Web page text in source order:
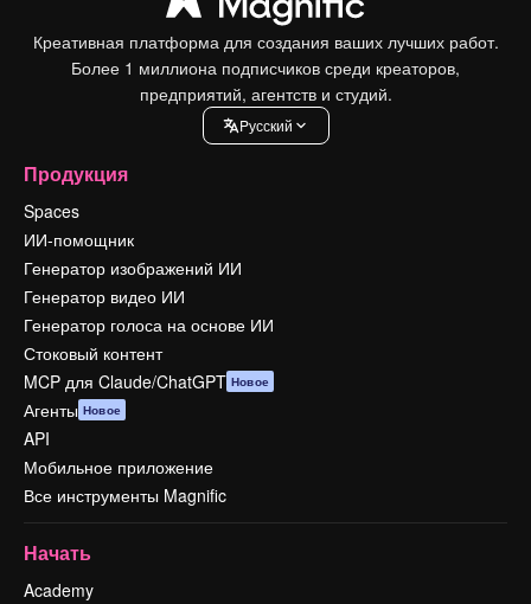
Креативная платформа для создания ваших лучших работ.
Более 1 миллиона подписчиков среди креаторов,
предприятий, агентств и студий.
Pусский
Продукция
Spaces
ИИ-помощник
Генератор изображений ИИ
Генератор видео ИИ
Генератор голоса на основе ИИ
Стоковый контент
MCP для Claude/ChatGPT Новое
Агенты Новое
API
Мобильное приложение
Все инструменты Magnific
Начать
Academy